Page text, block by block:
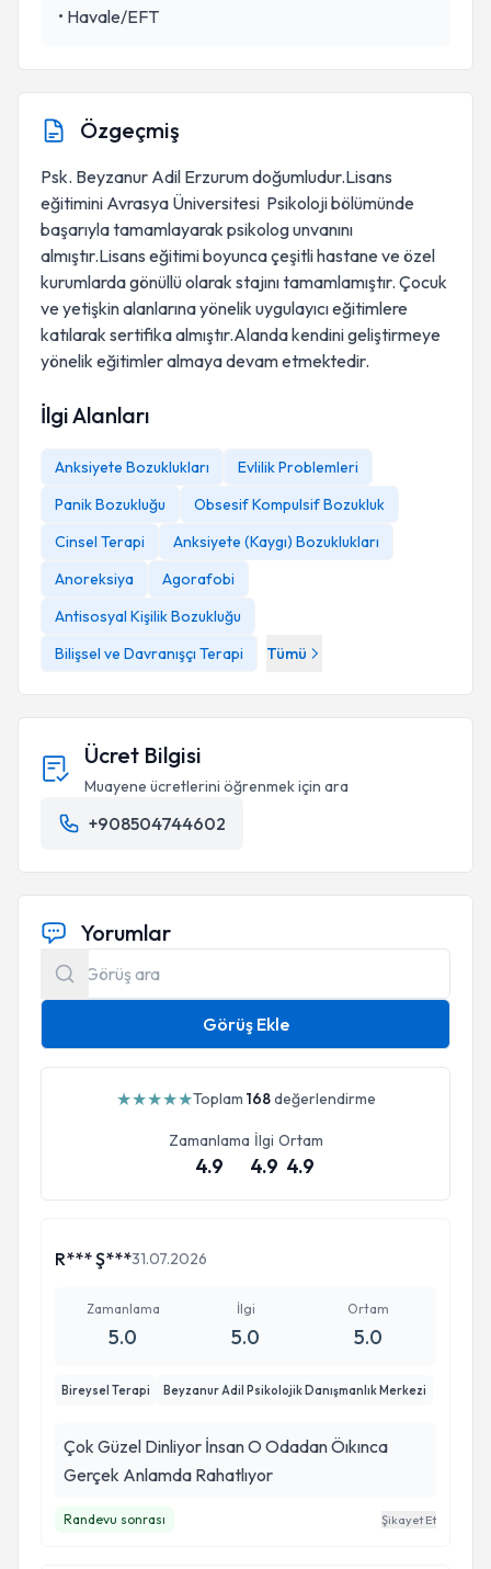
• Havale/EFT
Özgeçmiş
Psk. Beyzanur Adil Erzurum doğumludur.Lisans
eğitimini Avrasya Üniversitesi Psikoloji bölümünde
başarıyla tamamlayarak psikolog unvanını
almıştır.Lisans eğitimi boyunca çeşitli hastane ve özel
kurumlarda gönüllü olarak stajını tamamlamıştır. Çocuk
ve yetişkin alanlarına yönelik uygulayıcı eğitimlere
katılarak sertifika almıştır.Alanda kendini geliştirmeye
yönelik eğitimler almaya devam etmektedir.
İlgi Alanları
Anksiyete Bozuklukları
Evlilik Problemleri
Panik Bozukluğu
Obsesif Kompulsif Bozukluk
Cinsel Terapi
Anksiyete (Kaygı) Bozuklukları
Anoreksiya
Agorafobi
Antisosyal Kişilik Bozukluğu
Bilişsel ve Davranışçı Terapi
Tümü
Ücret Bilgisi
Muayene ücretlerini öğrenmek için ara
+908504744602
Yorumlar
Görüş Ekle
★★★★★Toplam 168değerlendirme
Zamanlama
4.9
İlgi
4.9
Ortam
4.9
R*** Ş***31.07.2026
Zamanlama
5.0
İlgi
5.0
Ortam
5.0
Bireysel Terapi Beyzanur Adil Psikolojik Danışmanlık Merkezi
Çok Güzel Dinliyor İnsan O Odadan Öıkınca
Gerçek Anlamda Rahatlıyor
Randevu sonrası Şikayet Et